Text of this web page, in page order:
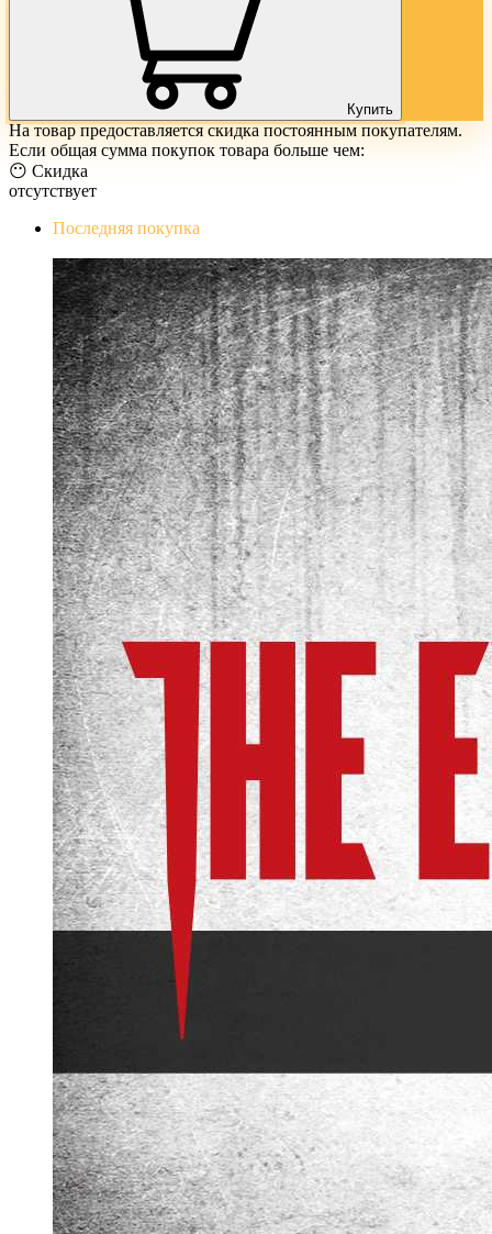
Купить
На товар предоставляется скидка постоянным покупателям.
Если общая сумма покупок товара больше чем:
😶 Скидка
отсутствует
Последняя покупка